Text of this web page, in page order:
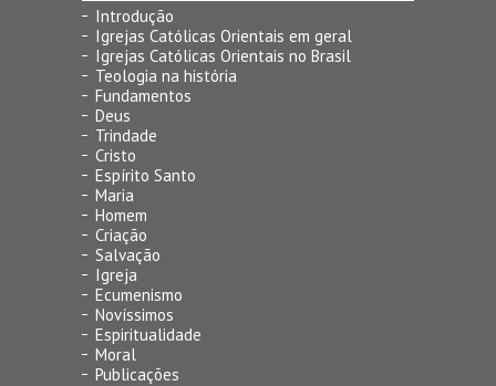
Introdução
Igrejas Católicas Orientais em geral
Igrejas Católicas Orientais no Brasil
Teologia na história
Fundamentos
Deus
Trindade
Cristo
Espírito Santo
Maria
Homem
Criação
Salvação
Igreja
Ecumenismo
Novíssimos
Espiritualidade
Moral
Publicações